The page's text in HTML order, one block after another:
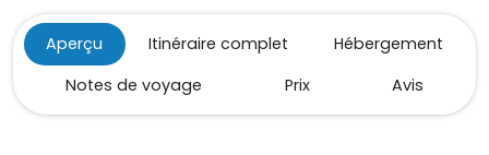
Aperçu Itinéraire complet
Hébergement
Notes de voyage
Prix Avis